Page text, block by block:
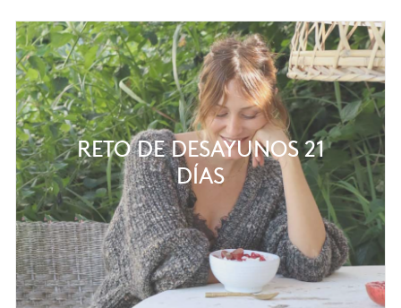
RETO DE DESAYUNOS 21
DÍAS